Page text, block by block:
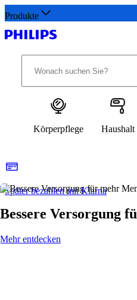
Produkte
Körperpflege Haushalt
Später bezahlen mit Klarna
Bessere Versorgung
Mehr entdecken